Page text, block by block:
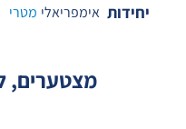
יחידות אימפריאלי מטרי
מצטערים,